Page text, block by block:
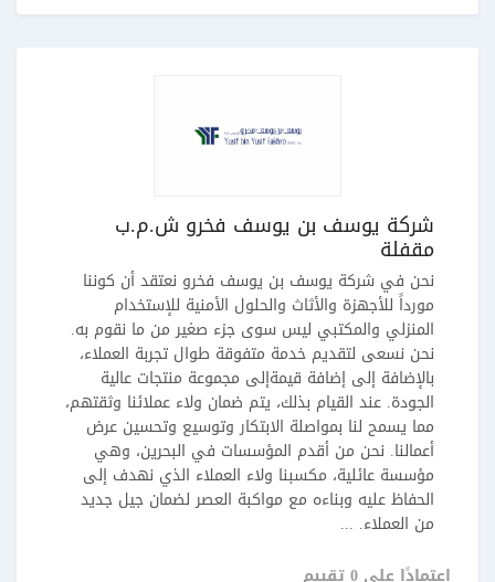
شركة يوسف بن يوسف فخرو ش.م.ب
مقفلة
نحن في شركة يوسف بن يوسف فخرو نعتقد أن كوننا
مورداً للأجهزة والأثاث والحلول الأمنية للإستخدام
المنزلي والمكتبي ليس سوى جزء صغير من ما نقوم به.
نحن نسعى لتقديم خدمة متفوقة طوال تجربة العملاء،
بالإضافة إلى إضافة قيمةإلى مجموعة منتجات عالية
الجودة. عند القيام بذلك، يتم ضمان ولاء عملائنا وثقتهم،
مما يسمح لنا بمواصلة الابتكار وتوسيع وتحسين عرض
أعمالنا. نحن من أقدم المؤسسات في البحرين، وهي
مؤسسة عائلية، مكسبنا ولاء العملاء الذي نهدف إلى
الحفاظ عليه وبناءه مع مواكبة العصر لضمان جيل جديد
من العملاء. ...
إعتمادًا على 0 تقييم